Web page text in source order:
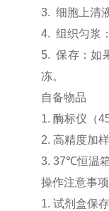
3. 细胞上清
4. 组织匀浆
5. 保存：如
冻。
自备物品
1. 酶标仪（
2. 高精度加
3. 37℃恒温
操作注意事项
1. 试剂盒保